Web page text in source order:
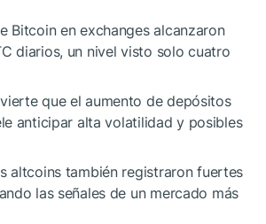
Bitcoin en exchanges alcanzaron
diarios, un nivel visto solo cuatro
que el aumento de depósitos
anticipar alta volatilidad y posibles
altcoins también registraron fuertes
las señales de un mercado más